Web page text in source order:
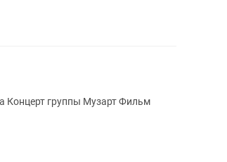
группы Музарт Фильм